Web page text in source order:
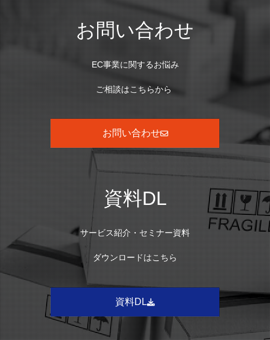
お問い合わせ
EC事業に関するお悩み
ご相談はこちらから
お問い合わせ
資料DL
サービス紹介・セミナー資料
ダウンロードはこちら
資料DL